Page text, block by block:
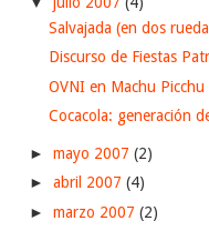
Salvajada (en dos
Discurso de Fiestas
OVNI en Machu Picchu
Cocacola: generación
► mayo 2007 (2)
► abril 2007 (4)
► marzo 2007 (2)